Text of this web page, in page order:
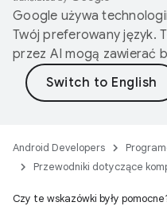
Google używa
Twój preferowany język.
przez AI mogą zawierać
Android Developers
Przewodniki dotyczące
Czy te wskazówki były